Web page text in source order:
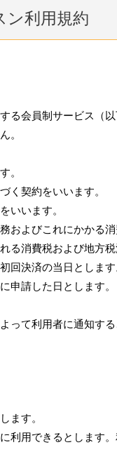
利用規約
る会員制サービス（
。
。
く契約をいいます。
いいます。
およびこれにかかる
る消費税および地方
回決済の当日とします
申請した日とします。
って利用者に通知す
ます。
利用できるとします